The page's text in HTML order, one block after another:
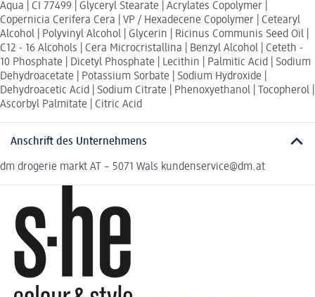
Aqua | CI 77499 | Glyceryl Stearate | Acrylates Copolymer |
Copernicia Cerifera Cera | VP / Hexadecene Copolymer | Cetearyl
Alcohol | Polyvinyl Alcohol | Glycerin | Ricinus Communis Seed Oil |
C12 - 16 Alcohols | Cera Microcristallina | Benzyl Alcohol | Ceteth -
10 Phosphate | Dicetyl Phosphate | Lecithin | Palmitic Acid | Sodium
Dehydroacetate | Potassium Sorbate | Sodium Hydroxide |
Dehydroacetic Acid | Sodium Citrate | Phenoxyethanol | Tocopherol |
Ascorbyl Palmitate | Citric Acid
Anschrift des Unternehmens
dm drogerie markt AT – 5071 Wals kundenservice@dm.at